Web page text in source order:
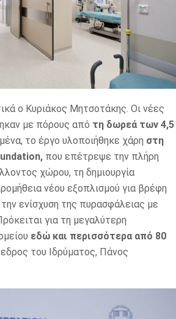
o Κυριάκος Μητσοτάκης. Οι νέες
με πόρους από τη δωρεά των 4,5
το έργο υλοποιήθηκε χάρη στη
που επέτρεψε την πλήρη
χώρου, τη δημιουργία
νέου εξοπλισμού για βρέφη
ενίσχυση της πυρασφάλειας με
για τη μεγαλύτερη
εδώ και περισσότερα από 80
του Ιδρύματος, Πάνος